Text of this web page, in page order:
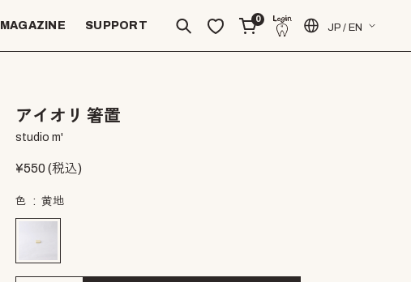
MAGAZINE SUPPORT
0
JP / EN
アイオリ 箸置
studio m'
¥550(税込)
色 黄地